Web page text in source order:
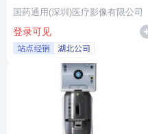
国药通用(深圳)医疗影像有限公司
登录可见
站点经销 湖北公司